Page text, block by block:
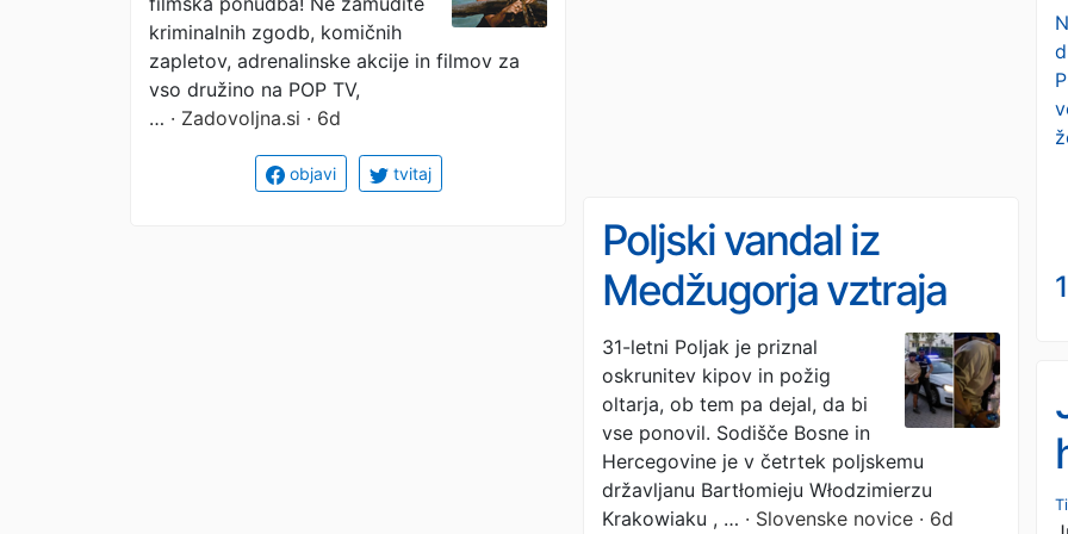
kriminalnih zgodb, komičnih
zapletov, adrenalinske akcije in filmov za
vso družino na POP TV,
… · Zadovoljna.si · 6d
objavi tvitaj
Poljski vandal iz
Medžugorja vztraja
pri svojem: »Vse bi
ponovil«
31-letni Poljak je priznal
oskrunitev kipov in požig
oltarja, ob tem pa dejal, da bi
vse ponovil. Sodišče Bosne in
Hercegovine je v četrtek poljskemu
državljanu Bartłomieju Włodzimierzu
Krakowiaku , … · Slovenske novice · 6d